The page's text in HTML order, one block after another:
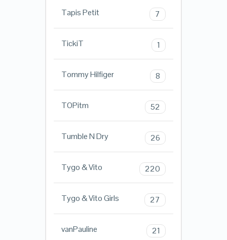
Tapis Petit 7
TickiT 1
Tommy Hilfiger 8
TOPitm 52
Tumble N Dry 26
Tygo & Vito 220
Tygo & Vito Girls 27
vanPauline 21